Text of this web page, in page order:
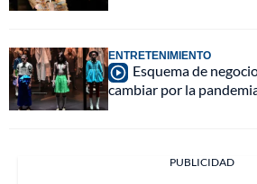
ENTRETENIMIENTO
Esquema de
cambiar por la
PUBLICIDAD